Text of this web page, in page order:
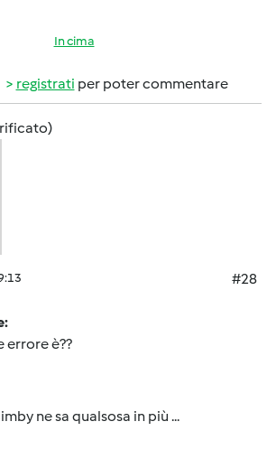
In cima
registrati per poter commentare
#28
errore è??
ne sa qualsosa in più ...